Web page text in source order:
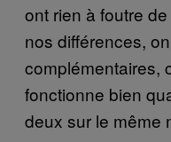
ont rien à foutre
nos différences,
complémentaires,
fonctionne bien
deux sur le même